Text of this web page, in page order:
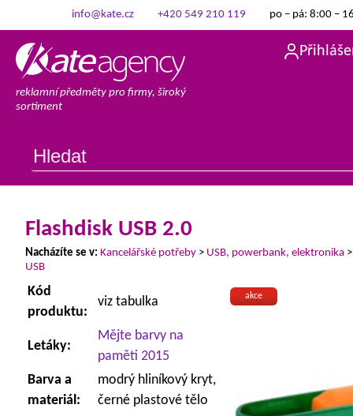
info@kate.cz +420 549 210 119 po – pá: 8:00 –
reklamní předměty pro firmy, široký
sortiment
Flashdisk USB 2.0
Nacházíte se v: Kancelářské potřeby > USB, powerbank, elektronika
USB
akce
Kód
produktu:
viz tabulka
Letáky:
Mějte barvy na
paměti 2015
Barva a
materiál:
modrý hliníkový kryt,
černé plastové tělo